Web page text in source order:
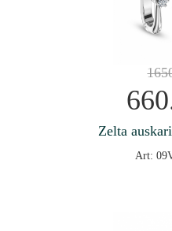
Zelta
Art: